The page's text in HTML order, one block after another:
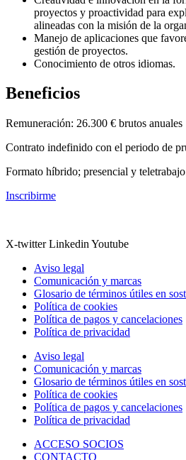
proyectos y proactividad para
alineadas con la misión de la
Manejo de aplicaciones que
gestión de proyectos.
Conocimiento de otros idiomas.
Beneficios
Remuneración: 26.300 € brutos anuales
Contrato indefinido con el periodo de
Formato híbrido; presencial y
Inscribirme
X-twitter Linkedin Youtube
Aviso legal
Comunicación y marcas
Glosario de términos útiles en
Política de cookies
Política de pagos y cancelaciones
Política de privacidad
Aviso legal
Comunicación y marcas
Glosario de términos útiles en
Política de cookies
Política de pagos y cancelaciones
Política de privacidad
ACCESO SOCIOS
CONTACTO